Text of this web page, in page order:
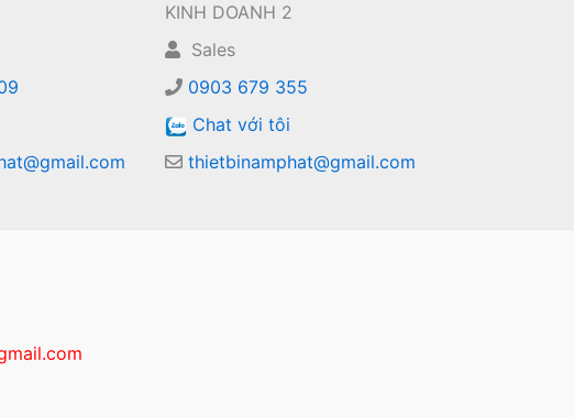
KINH DOANH 2
Sales
0903 679 355
Chat với tôi
thietbinamphat@gmail.com